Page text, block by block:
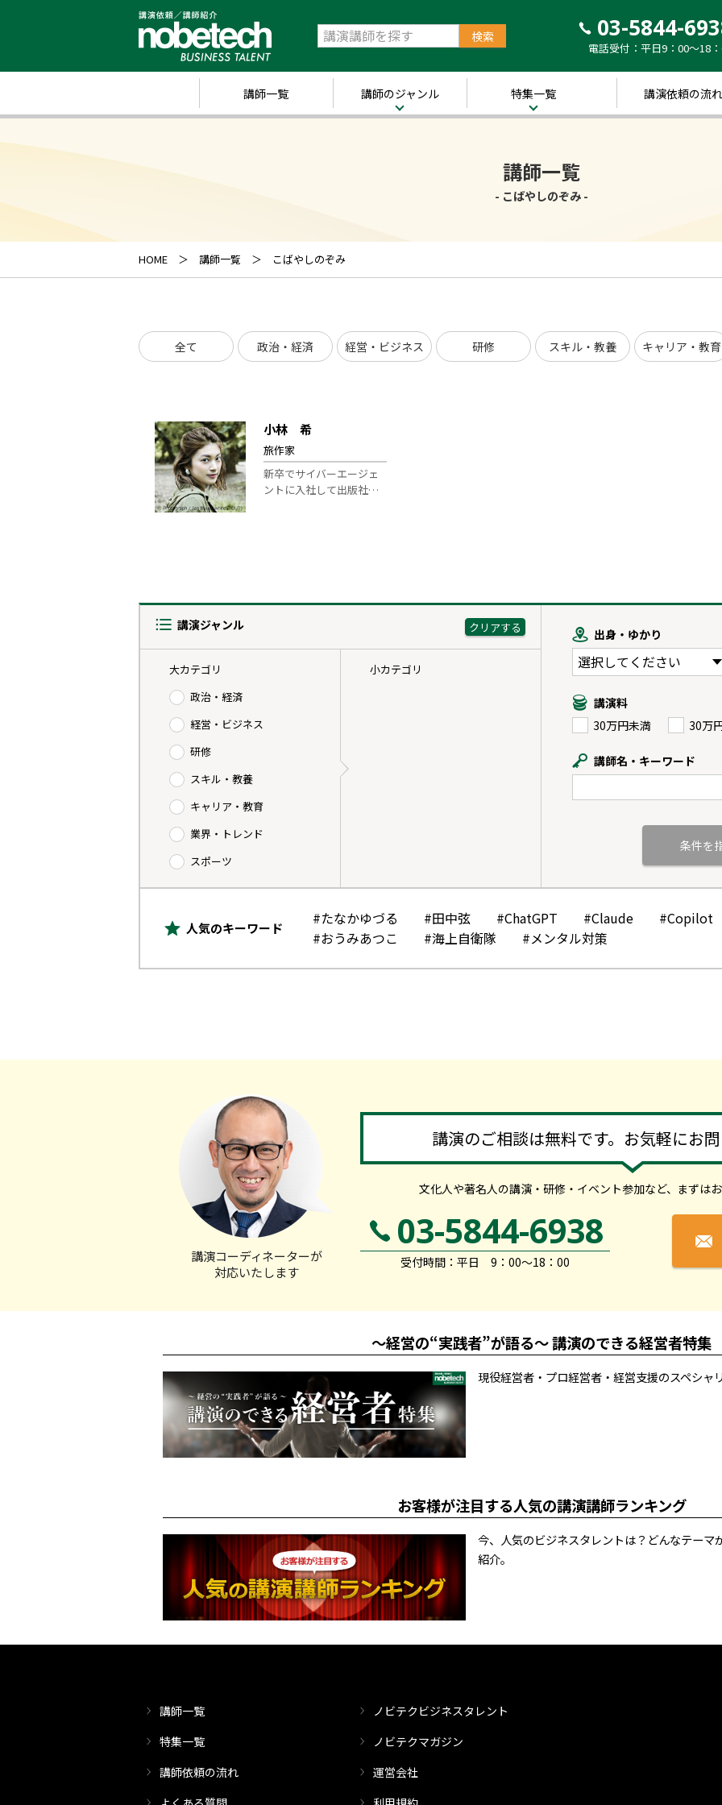
03-5844-
電話受付：平日9：00～18
講師一覧 講師のジャンル 特集一覧
～経営の“実践者”が
語る～ 講演のできる
経営者特集
y”において「10分講
講演依頼の流れ
講師一覧
- こばやしのぞみ -
HOME 講師一覧 こばやしのぞみ
全て 政治・経済 経営・ビジネス 研修 スキル・教養 キャリア・教育
小林 希
旅作家
新卒でサイバーエージェ
ントに入社して出版社…
講演ジャンル
大カテゴリ
政治・経済
経営・ビジネス
研修
スキル・教養
キャリア・教育
業界・トレンド
スポーツ
小カテゴリ
出身・ゆかり
講演料
30万円未満
30万
講師名・キーワード
人気のキーワード
#たなかゆづる #田中弦 #ChatGPT #Claude
#Copilot
#おうみあつこ
#海上自衛隊 #メンタル対策
講演のご相談は無料です。お気軽にお
文化人や著名人の講演・研修・イベント参加など、 まずは
講演コーディネーターが
対応いたします
03-5844-6938
受付時間：平日 9：00～18：00
～経営の“実践者”が語る～ 講演のできる経営者特集
現役経営者・プロ経営者・経営支援のスペシャ
お客様が注目する人気の講演講師ランキング
今、人気のビジネスタレントは？どんなテー
紹介。
講師一覧
特集一覧
講師依頼の流れ
ノビテクビジネスタレント
ノビテクマガジン
運営会社